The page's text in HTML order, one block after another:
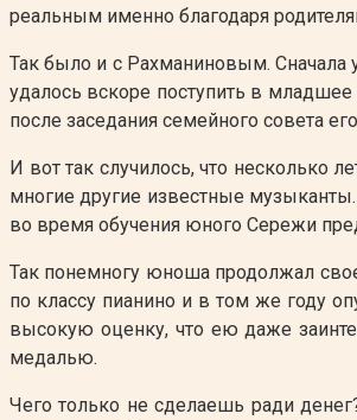
реальным именно благодаря
Так было и с Рахманиновым. Сначала
удалось вскоре поступить в младшее
после заседания семейного совета
И вот так случилось, что несколько
многие другие известные
во время обучения юного Сережи
Так понемногу юноша продолжал
по классу пианино и в том же году
высокую оценку, что ею даже
медалью.
Чего только не сделаешь ради